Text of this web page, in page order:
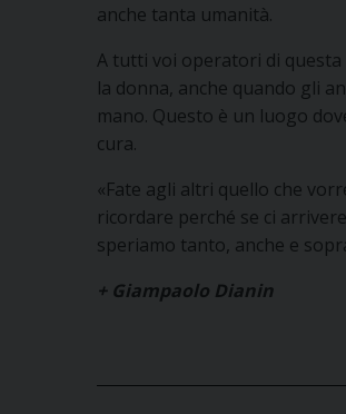
anche tanta umanità.
A tutti voi operatori di questa
la donna, anche quando gli
mano. Questo è un luogo
cura.
«Fate agli altri quello che
ricordare perché se ci
speriamo tanto, anche e
+ Giampaolo Dianin